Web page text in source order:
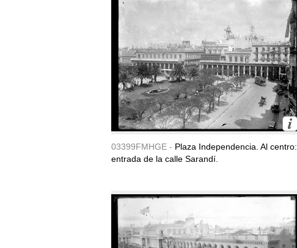
03399FMHGE - Plaza Independencia. Al centro:
entrada de la calle Sarandí.